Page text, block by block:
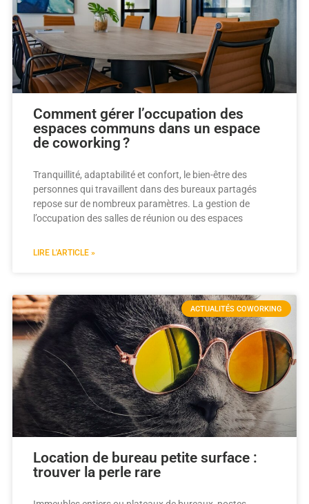
Comment gérer l’occupation des
espaces communs dans un espace
de coworking ?
Tranquillité, adaptabilité et confort, le bien-être des
personnes qui travaillent dans des bureaux partagés
repose sur de nombreux paramètres. La gestion de
l’occupation des salles de réunion ou des espaces
LIRE L'ARTICLE »
ACTUALITÉS COWORKING
Location de bureau petite surface :
trouver la perle rare